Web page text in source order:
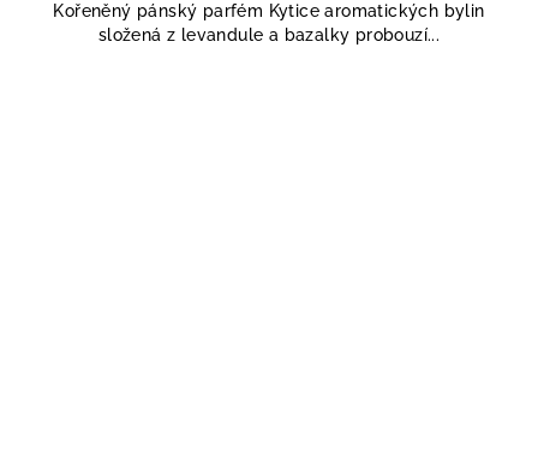
z
5
Kořeněný pánský parfém Kytice aromatických bylin
složená z levandule a bazalky probouzí...